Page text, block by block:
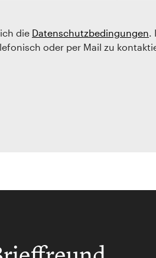
die Datenschutzbedingungen.
oder per Mail zu